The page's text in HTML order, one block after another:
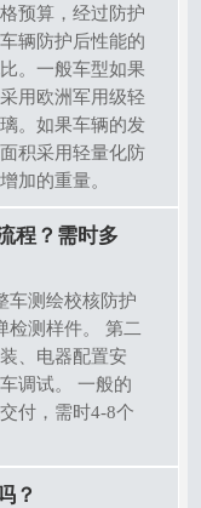
预算，经过防护
辆防护后性能的
。一般车型如果
用欧洲军用级轻
。如果车辆的发
积采用轻量化防
加的重量。
程？需时多
车测绘校核防护
检测样件。 第二
、电器配置安
调试。 一般的
付，需时4-8个
？